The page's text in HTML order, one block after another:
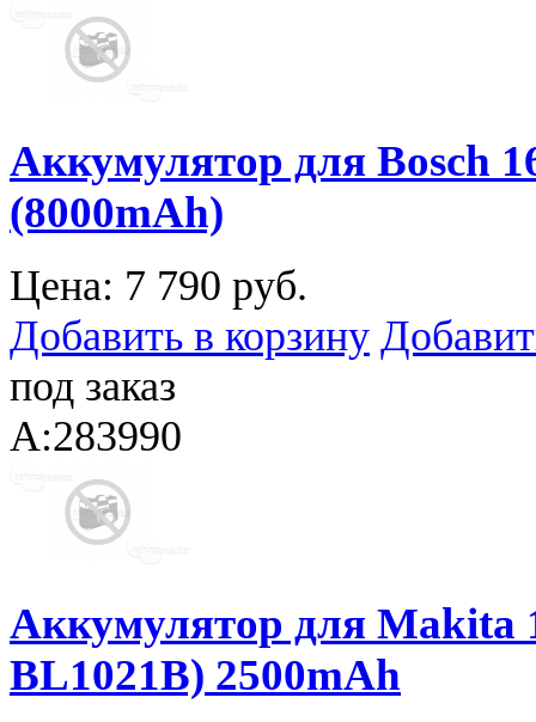
Аккумулятор для Bosch
(8000mAh)
Цена: 7 790 руб.
Добавить в корзину
под заказ
A:283990
Аккумулятор для Makita
BL1021B) 2500mAh